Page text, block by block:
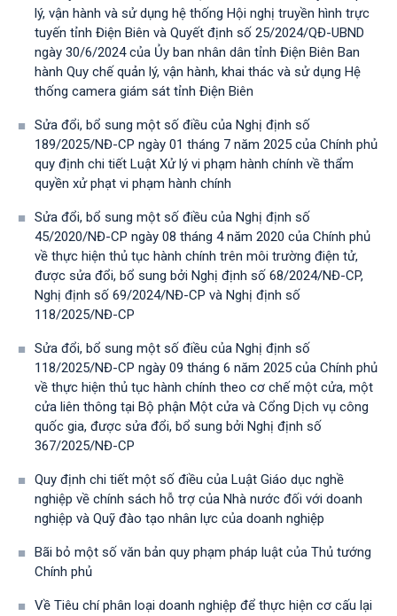
lý, vận hành và sử dụng hệ thống Hội nghị truyền hình trực
tuyến tỉnh Điện Biên và Quyết định số 25/2024/QĐ-UBND
ngày 30/6/2024 của Ủy ban nhân dân tỉnh Điện Biên Ban
hành Quy chế quản lý, vận hành, khai thác và sử dụng Hệ
thống camera giám sát tỉnh Điện Biên
Sửa đổi, bổ sung một số điều của Nghị định số
189/2025/NĐ-CР ngày 01 tháng 7 năm 2025 của Chính phủ
quy định chi tiết Luật Xử lý vi phạm hành chính về thẩm
quyền xử phạt vi phạm hành chính
Sửa đổi, bổ sung một số điều của Nghị định số
45/2020/NĐ-CP ngày 08 tháng 4 năm 2020 của Chính phủ
về thực hiện thủ tục hành chính trên môi trường điện tử,
được sửa đổi, bổ sung bởi Nghị định số 68/2024/NĐ-CP,
Nghị định số 69/2024/NĐ-CP và Nghị định số
118/2025/NĐ-СР
Sửa đổi, bổ sung một số điều của Nghị định số
118/2025/NĐ-CP ngày 09 tháng 6 năm 2025 của Chính phủ
về thực hiện thủ tục hành chính theo cơ chế một cửa, một
cửa liên thông tại Bộ phận Một cửa và Cổng Dịch vụ công
quốc gia, được sửa đổi, bổ sung bởi Nghị định số
367/2025/NĐ-СР
Quy định chi tiết một số điều của Luật Giáo dục nghề
nghiệp về chính sách hỗ trợ của Nhà nước đối với doanh
nghiệp và Quỹ đào tạo nhân lực của doanh nghiệp
Bãi bỏ một số văn bản quy phạm pháp luật của Thủ tướng
Chính phủ
Về Tiêu chí phân loại doanh nghiệp để thực hiện cơ cấu lại